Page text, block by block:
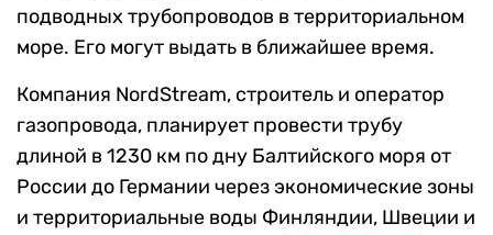
подводных трубопроводов в территориальном
море. Его могут выдать в ближайшее время.
Компания NordStream, строитель и оператор
газопровода, планирует провести трубу
длиной в 1230 км по дну Балтийского моря от
России до Германии через экономические зоны
и территориальные воды Финляндии, Швеции и